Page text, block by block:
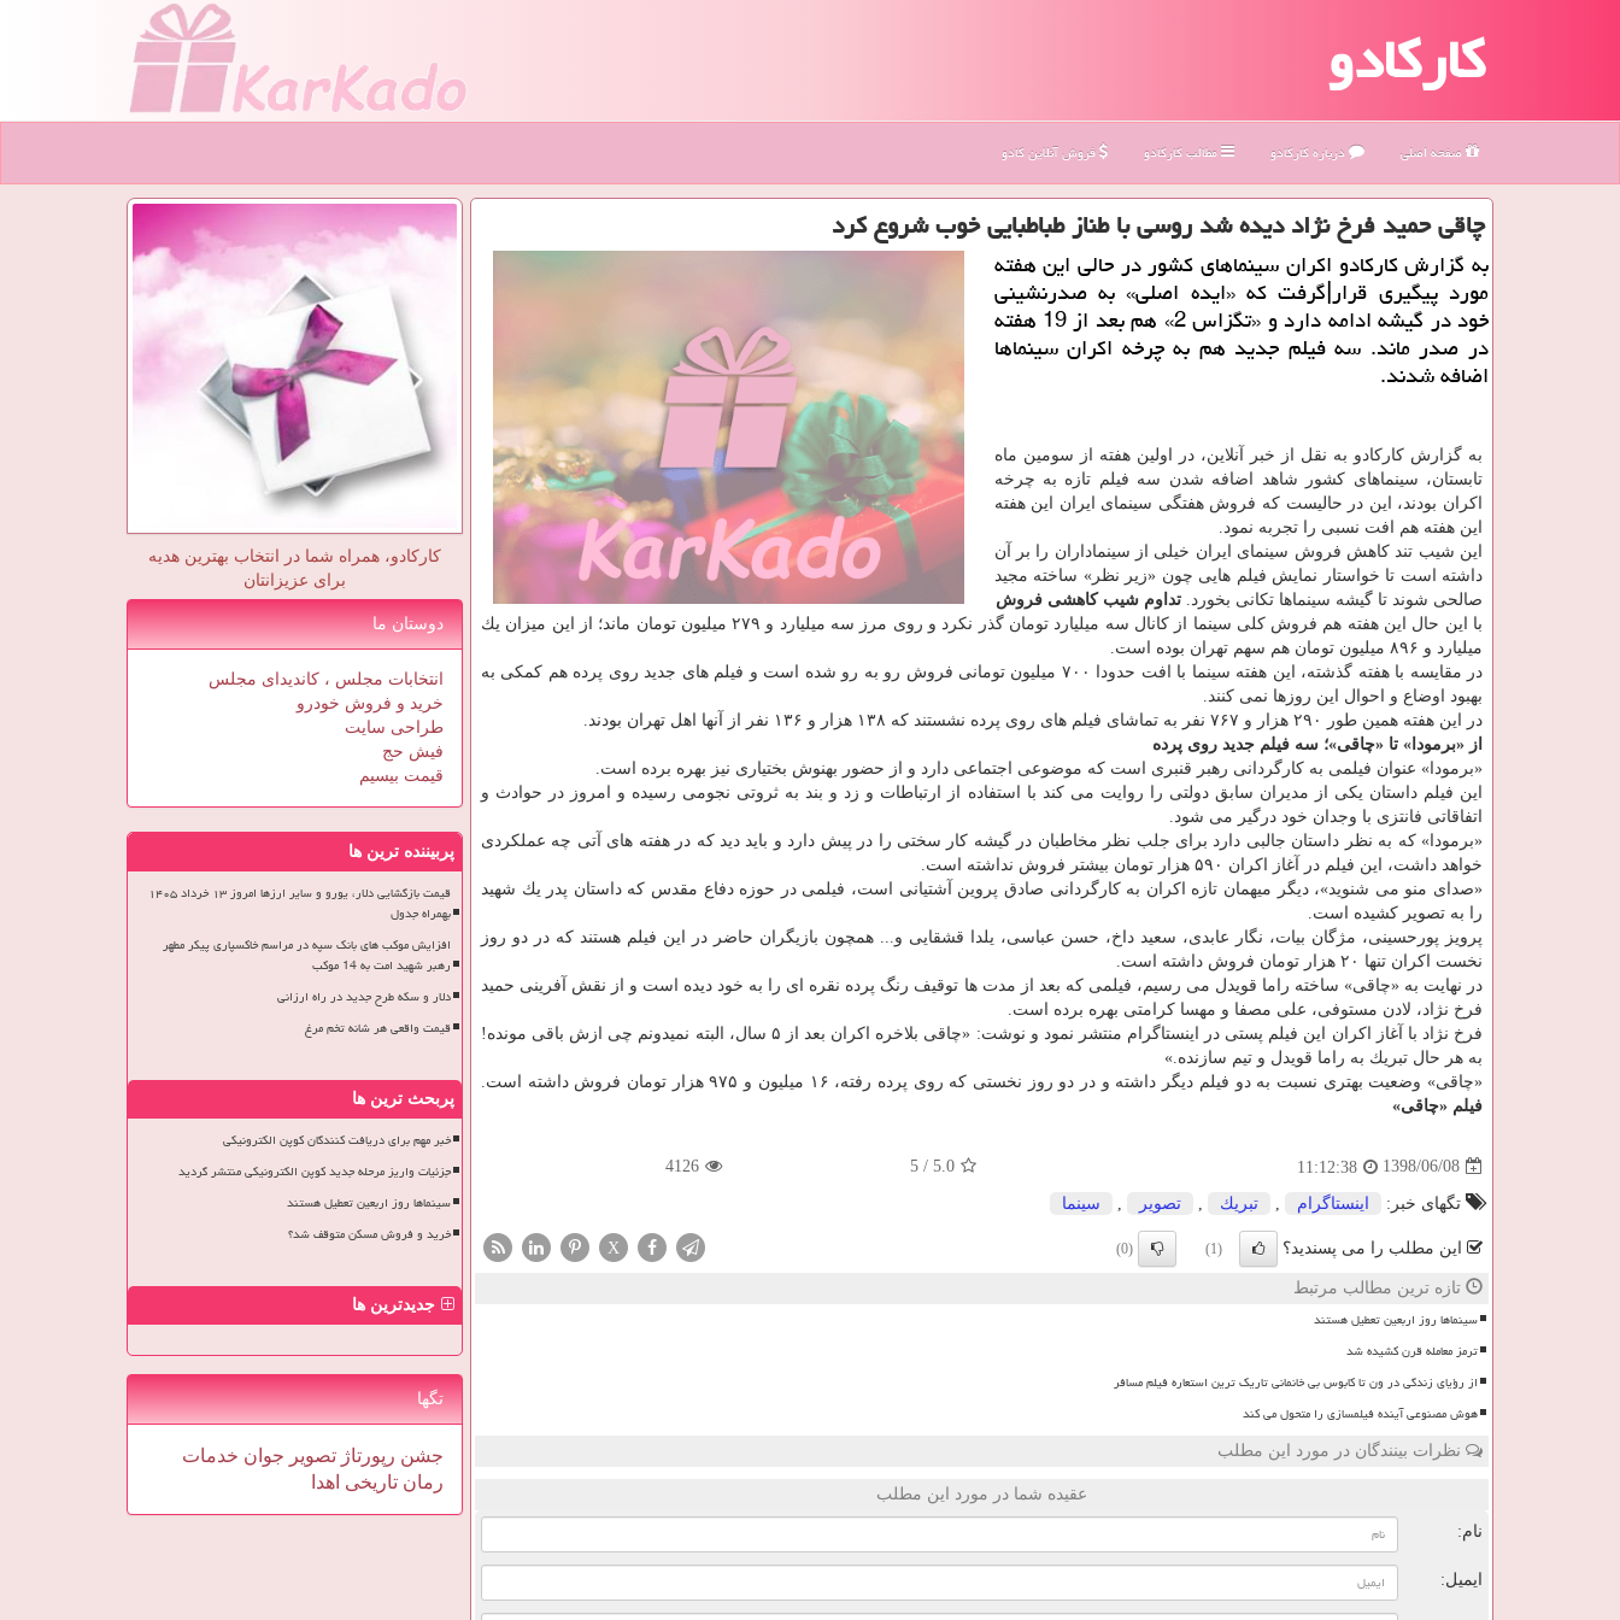
کارکادو
صفحه اصلی درباره كاركادو مطالب كاركادو فروش آنلاین کادو
چاقی حمید فرخ نژاد دیده شد روسی با طناز طباطبایی خوب شروع كرد
به گزارش كاركادو اكران سینماهای كشور در حالی این هفته
مورد پیگیری قرار|گرفت كه «ایده اصلی» به صدرنشینی
خود در گیشه ادامه دارد و «تگزاس 2» هم بعد از 19 هفته
در صدر ماند. سه فیلم جدید هم به چرخه اكران سینماها
اضافه شدند.
به گزارش كاركادو به نقل از خبر آنلاین، در اولین هفته از سومین ماه
تابستان، سینماهای كشور شاهد اضافه شدن سه فیلم تازه به چرخه
اكران بودند، این در حالیست كه فروش هفتگی سینمای ایران این هفته
این هفته هم افت نسبی را تجربه نمود.
این شیب تند كاهش فروش سینمای ایران خیلی از سینماداران را بر آن
داشته است تا خواستار نمایش فیلم هایی چون «زیر نظر» ساخته مجید
صالحی شوند تا گیشه سینماها تكانی بخورد. تداوم شیب كاهشی فروش
با این حال این هفته هم فروش كلی سینما از كانال سه میلیارد تومان گذر نكرد و روی مرز سه میلیارد و ۲۷۹ میلیون تومان ماند؛ از این میزان یك
میلیارد و ۸۹۶ میلیون تومان هم سهم تهران بوده است.
در مقایسه با هفته گذشته، این هفته سینما با افت حدودا ۷۰۰ میلیون تومانی فروش رو به رو شده است و فیلم های جدید روی پرده هم كمكی به
بهبود اوضاع و احوال این روزها نمی كنند.
در این هفته همین طور ۲۹۰ هزار و ۷۶۷ نفر به تماشای فیلم های روی پرده نشستند كه ۱۳۸ هزار و ۱۳۶ نفر از آنها اهل تهران بودند.
از «برمودا» تا «چاقی»؛ سه فیلم جدید روی پرده
«برمودا» عنوان فیلمی به كارگردانی رهبر قنبری است كه موضوعی اجتماعی دارد و از حضور بهنوش بختیاری نیز بهره برده است.
این فیلم داستان یكی از مدیران سابق دولتی را روایت می كند با استفاده از ارتباطات و زد و بند به ثروتی نجومی رسیده و امروز در حوادث و
اتفاقاتی فانتزی با وجدان خود درگیر می شود.
«برمودا» كه به نظر داستان جالبی دارد برای جلب نظر مخاطبان در گیشه كار سختی را در پیش دارد و باید دید كه در هفته های آتی چه عملكردی
خواهد داشت، این فیلم در آغاز اكران ۵۹۰ هزار تومان بیشتر فروش نداشته است.
«صدای منو می شنوید»، دیگر میهمان تازه اكران به كارگردانی صادق پروین آشتیانی است، فیلمی در حوزه دفاع مقدس كه داستان پدر یك شهید
را به تصویر كشیده است.
پرویز پورحسینی، مژگان بیات، نگار عابدی، سعید داخ، حسن عباسی، یلدا قشقایی و... همچون بازیگران حاضر در این فیلم هستند كه در دو روز
نخست اكران تنها ۲۰ هزار تومان فروش داشته است.
در نهایت به «چاقی» ساخته راما قویدل می رسیم، فیلمی كه بعد از مدت ها توقیف رنگ پرده نقره ای را به خود دیده است و از نقش آفرینی حمید
فرخ نژاد، لادن مستوفی، علی مصفا و مهسا كرامتی بهره برده است.
فرخ نژاد با آغاز اكران این فیلم پستی در اینستاگرام منتشر نمود و نوشت: «چاقی بلاخره اكران بعد از ۵ سال، البته نمیدونم چی ازش باقی مونده!
به هر حال تبریك به راما قویدل و تیم سازنده.»
«چاقی» وضعیت بهتری نسبت به دو فیلم دیگر داشته و در دو روز نخستی كه روی پرده رفته، ۱۶ میلیون و ۹۷۵ هزار تومان فروش داشته است.
فیلم «چاقی»
1398/06/08
11:12:38
5.0
/
5
4126
تگهای خبر: اینستاگرام تبریك تصویر سینما
این مطلب را می پسندید؟ (1)
(0)
X
تازه ترین مطالب مرتبط
سینماها روز اربعین تعطیل هستند
ترمز معامله قرن کشیده شد
از رؤیای زندگی در ون تا کابوس بی خانمانی تاریک ترین استعاره فیلم مسافر
هوش مصنوعی آینده فیلمسازی را متحول می کند
نظرات بینندگان در مورد این مطلب
عقیده شما در مورد این مطلب
نام:
ایمیل:
کارکادو، همراه شما در انتخاب بهترین هدیه
برای عزیزانتان
دوستان ما
انتخابات مجلس ، کاندیدای مجلس
خرید و فروش خودرو
طراحی سایت
فیش حج
قیمت بیسیم
پربیننده ترین ها
قیمت بازگشایی دلار، یورو و سایر ارزها امروز ۱۳ خرداد ۱۴۰۵
بهمراه جدول
افزایش موکب های بانک سپه در مراسم خاکسپاری پیکر مطهر
رهبر شهید امت به 14 موکب
دلار و سکه طرح جدید در راه ارزانی
قیمت واقعی هر شانه تخم مرغ
پربحث ترین ها
خبر مهم برای دریافت کنندگان کوپن الکترونیکی
جزئیات واریز مرحله جدید کوپن الکترونیکی منتشر گردید
سینماها روز اربعین تعطیل هستند
خرید و فروش مسکن متوقف شد؟
جدیدترین ها
تگها
جشن رپورتاژ تصویر جوان خدمات
رمان تاریخی اهدا